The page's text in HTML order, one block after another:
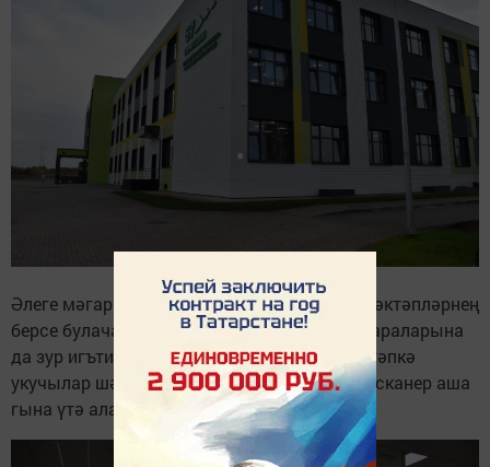
Әлеге мәгариф учреждениесе иң заманча мәктәпләрнең
берсе булачак. Биредә куркынычсызлык чараларына
да зур игътибар бирелгән. Мисал өчен, мәктәпкә
укучылар шәхесне ачыклый торган махсус сканер аша
гына үтә алачак.